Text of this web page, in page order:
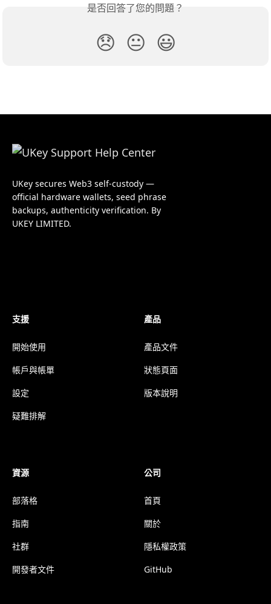
是否回答了您的問題？
😞 😐 😃
UKey secures Web3 self-custody —
official hardware wallets, seed phrase
backups, authenticity verification. By
UKEY LIMITED.
支援
開始使用
帳戶與帳單
設定
疑難排解
產品
產品文件
狀態頁面
版本說明
資源
部落格
指南
社群
開發者文件
公司
首頁
關於
隱私權政策
GitHub